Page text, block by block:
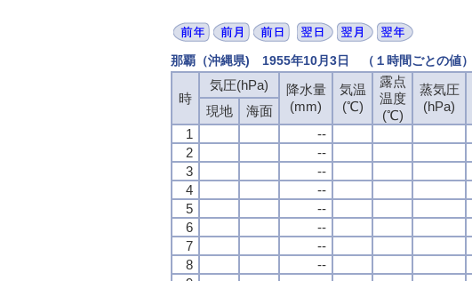
那覇（沖縄県) 1955年10月3日 （１時間ごとの値）
時
気圧(hPa)
降水量
(mm)
気温
(℃)
露点
温度
(℃)
蒸気圧
(hPa)
現地 海面
1
--
2
--
3
--
4
--
5
--
6
--
7
--
8
--
時
気圧(hPa)
降水量
(mm)
気温
(℃)
露点
温度
(℃)
蒸気圧
(hPa)
現地 海面
1
--
2
--
3
--
4
--
5
--
6
--
7
--
8
--
時
気圧(hPa)
降水量
(mm)
気温
(℃)
露点
温度
(℃)
蒸気圧
(hPa)
現地 海面
1
--
2
--
3
--
4
--
5
--
6
--
7
--
8
--
時
気圧(hPa)
降水量
(mm)
気温
(℃)
露点
温度
(℃)
蒸気圧
(hPa)
現地 海面
1
--
2
--
3
--
4
--
5
--
6
--
7
--
8
--